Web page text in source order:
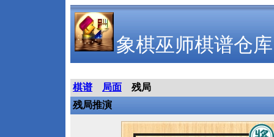
象棋巫师棋谱仓库
棋谱 局面
残局
残局推演